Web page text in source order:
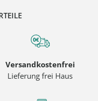
Versandkostenfrei
Lieferung frei Haus